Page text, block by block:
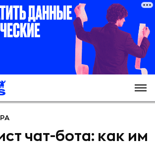
чат-бота: как им